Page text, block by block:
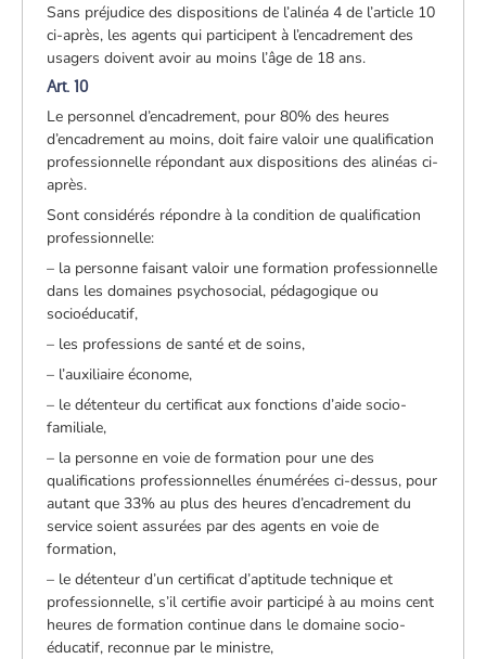
Sans préjudice des dispositions de l’alinéa 4 de l’article 10
ci-après, les agents qui participent à l’encadrement des
usagers doivent avoir au moins l’âge de 18 ans.
Art. 10
Le personnel d’encadrement, pour 80% des heures
d’encadrement au moins, doit faire valoir une qualification
professionnelle répondant aux dispositions des alinéas ci-
après.
Sont considérés répondre à la condition de qualification
professionnelle:
– la personne faisant valoir une formation professionnelle
dans les domaines psychosocial, pédagogique ou
socioéducatif,
– les professions de santé et de soins,
– l’auxiliaire économe,
– le détenteur du certificat aux fonctions d’aide socio-
familiale,
– la personne en voie de formation pour une des
qualifications professionnelles énumérées ci-dessus, pour
autant que 33% au plus des heures d’encadrement du
service soient assurées par des agents en voie de
formation,
– le détenteur d’un certificat d’aptitude technique et
professionnelle, s’il certifie avoir participé à au moins cent
heures de formation continue dans le domaine socio-
éducatif, reconnue par le ministre,